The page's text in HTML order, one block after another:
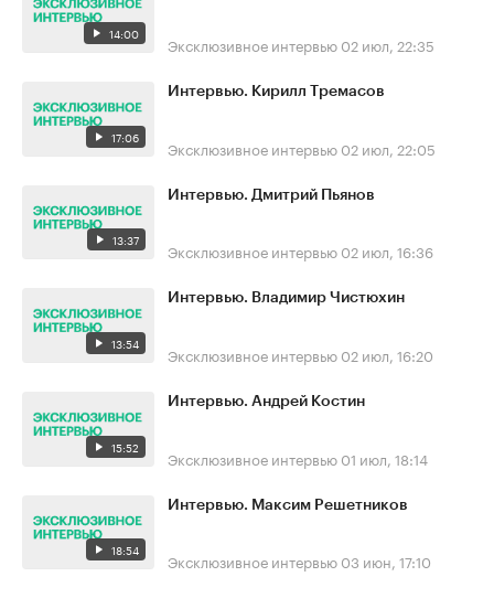
14:00 Эксклюзивное интервью 02 июл, 22:35
17:06
Интервью. Кирилл Тремасов
Эксклюзивное интервью 02 июл, 22:05
13:37
Интервью. Дмитрий Пьянов
Эксклюзивное интервью 02 июл, 16:36
13:54
Интервью. Владимир Чистюхин
Эксклюзивное интервью 02 июл, 16:20
15:52
Интервью. Андрей Костин
Эксклюзивное интервью 01 июл, 18:14
18:54
Интервью. Максим Решетников
Эксклюзивное интервью 03 июн, 17:10